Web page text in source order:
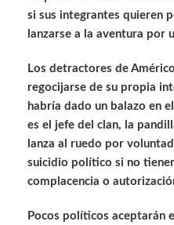
si sus integrantes quieren
lanzarse a la aventura por
Los detractores de
regocijarse de su propia
habría dado un balazo en
es el jefe del clan, la
lanza al ruedo por
suicidio político si no
complacencia o
Pocos políticos aceptarán